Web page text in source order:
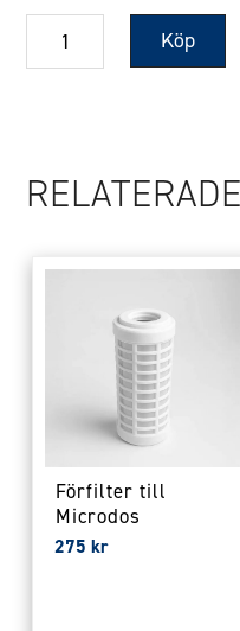
Microdos
PH/Redox
Köp
Förfilter till
Microdos
275kr